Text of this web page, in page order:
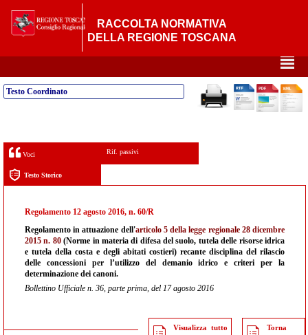
RACCOLTA NORMATIVA
DELLA REGIONE TOSCANA
²
Testo Coordinato
Voci Rif. passivi
Testo Storico
Regolamento 12 agosto 2016, n. 60/R
Regolamento in attuazione dell'articolo 5 della legge regionale 28 dicembre
2015 n. 80(Norme in materia di difesa del suolo, tutela delle risorse idrica
e tutela della costa e degli abitati costieri) recante disciplina del rilascio
delle concessioni per l’utilizzo del demanio idrico e criteri per la
determinazione dei canoni.
Bollettino Ufficiale n. 36, parte prima, del 17 agosto 2016
Visualizza tutto
Torna